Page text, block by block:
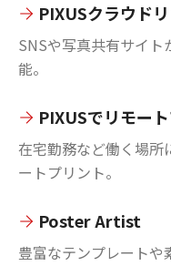
PIXUSクラウド
SNSや写真共有サイ
能。
PIXUSでリモー
在宅勤務など働く場所
ートプリント。
Poster Artist
豊富なテンプレートや